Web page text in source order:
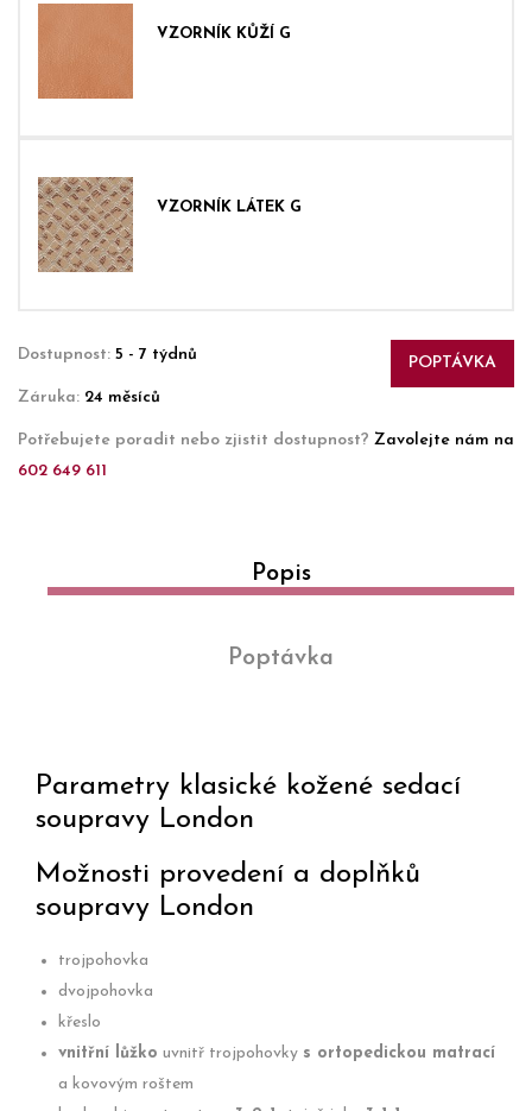
VZORNÍK KŮŽÍ G
VZORNÍK LÁTEK G
POPTÁVKA
Dostupnost: 5 - 7 týdnů
Záruka: 24 měsíců
Potřebujete poradit nebo zjistit dostupnost? Zavolejte nám na
602 649 611
Popis
Poptávka
Parametry klasické kožené sedací
soupravy London
Možnosti provedení a doplňků
soupravy London
trojpohovka
dvojpohovka
křeslo
vnitřní lůžko uvnitř trojpohovky s ortopedickou matrací
a kovovým roštem